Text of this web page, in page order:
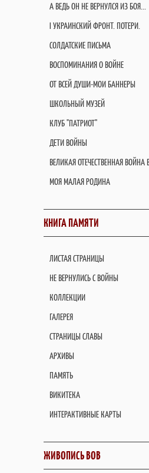
А ВЕДЬ ОН НЕ ВЕРНУЛСЯ ИЗ БОЯ...
I УКРАИНСКИЙ ФРОНТ. ПОТЕРИ.
СОЛДАТСКИЕ ПИСЬМА
ВОСПОМИНАНИЯ О ВОЙНЕ
ОТ ВСЕЙ ДУШИ-МОИ БАННЕРЫ
ШКОЛЬНЫЙ МУЗЕЙ
КЛУБ "ПАТРИОТ"
ДЕТИ ВОЙНЫ
ВЕЛИКАЯ ОТЕЧЕСТВЕННАЯ
МОЯ МАЛАЯ РОДИНА
КНИГА ПАМЯТИ
ЛИСТАЯ СТРАНИЦЫ
НЕ ВЕРНУЛИСЬ С ВОЙНЫ
КОЛЛЕКЦИИ
ГАЛЕРЕЯ
СТРАНИЦЫ СЛАВЫ
АРХИВЫ
ПАМЯТЬ
ВИКИТЕКА
ИНТЕРАКТИВНЫЕ КАРТЫ
ЖИВОПИСЬ ВОВ